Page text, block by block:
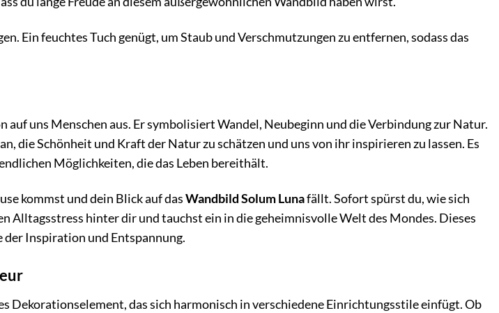
Ein feuchtes Tuch genügt, um Staub und Verschmutzungen zu entfernen, sodass das
uns Menschen aus. Er symbolisiert Wandel, Neubeginn und die Verbindung zur Natur.
die Schönheit und Kraft der Natur zu schätzen und uns von ihr inspirieren zu lassen. Es
Möglichkeiten, die das Leben bereithält.
kommst und dein Blick auf dasWandbild Solum Lunafällt. Sofort spürst du, wie sich
Alltagsstress hinter dir und tauchst ein in die geheimnisvolle Welt des Mondes. Dieses
der Inspiration und Entspannung.
Dekorationselement, das sich harmonisch in verschiedene Einrichtungsstile einfügt. Ob